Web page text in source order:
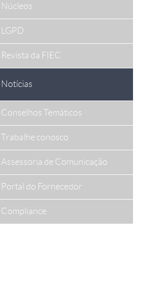
Núcleos
LGPD
Revista da FIEC
Notícias
Conselhos Temáticos
Trabalhe conosco
Assessoria de Comunicação
Portal do Fornecedor
Compliance